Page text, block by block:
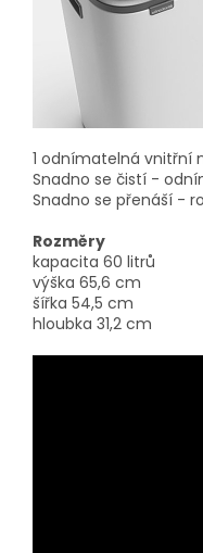
1 odnímatelná vnitřní
Snadno se čistí -
Snadno se přenáší -
Rozměry
kapacita 60 litrů
výška 65,6 cm
šířka 54,5 cm
hloubka 31,2 cm